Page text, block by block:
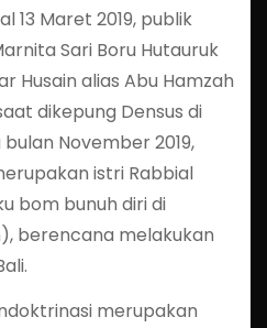
13 Maret 2019, publik
Sari Boru Hutauruk
Husain alias Abu Hamzah
dikepung Densus di
November 2019,
istri Rabbial
bom bunuh diri di
berencana melakukan
merupakan